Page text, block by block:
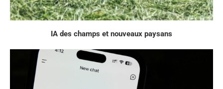
IA des champs et nouveaux paysans